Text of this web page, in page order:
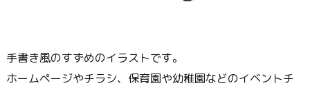
手書き風のすずめのイラストです。
ホームページやチラシ、保育園や幼稚園などのイベントチ